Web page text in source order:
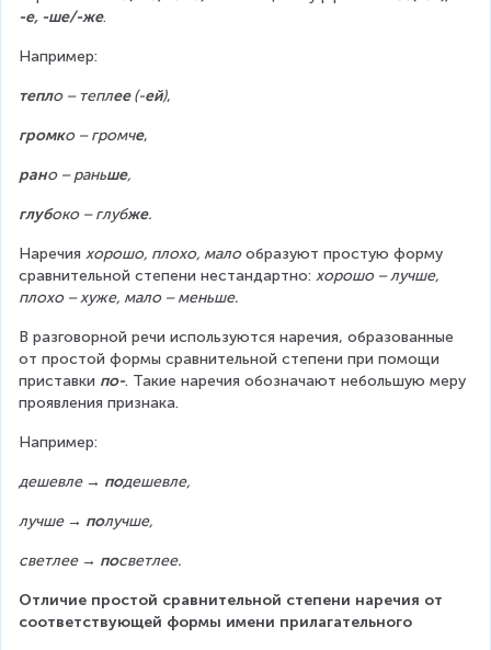
-е, -ше/-же.
Например:
тепло – теплее (-ей),
громко – громче,
рано – раньше,
глубоко – глубже.
Наречия хорошо, плохо, мало образуют простую форму
сравнительной степени нестандартно: хорошо – лучше,
плохо – хуже, мало – меньше.
В разговорной речи используются наречия, образованные
от простой формы сравнительной степени при помощи
приставки по-. Такие наречия обозначают небольшую меру
проявления признака.
Например:
дешевле → подешевле,
лучше → получше,
светлее → посветлее.
Отличие простой сравнительной степени наречия от
соответствующей формы имени прилагательного